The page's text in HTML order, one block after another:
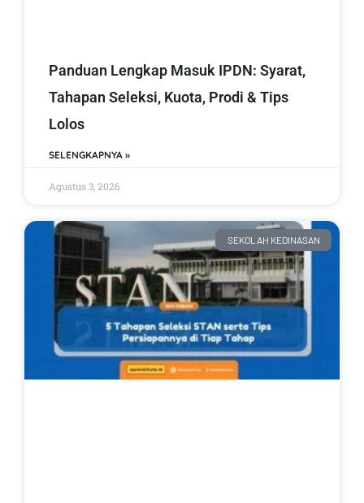
Panduan Lengkap Masuk IPDN: Syarat,
Tahapan Seleksi, Kuota, Prodi & Tips
Lolos
SELENGKAPNYA »
Agustus 3, 2026
SEKOLAH KEDINASAN